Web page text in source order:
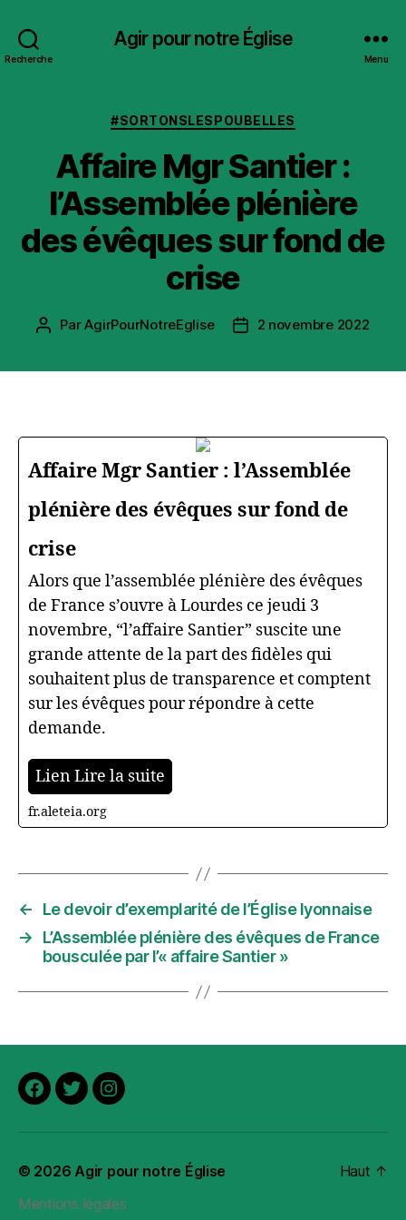
Recherche
Agir pour notre Église
Menu
Catégories
#SORTONSLESPOUBELLES
Affaire Mgr Santier :
l’Assemblée plénière
des évêques sur fond de
crise
Auteur
ParAgirPourNotreEglise
Date2 novembre 2022
Affaire Mgr Santier : l’Assemblée
plénière des évêques sur fond de
crise
Alors que l’assemblée plénière des évêques
de France s’ouvre à Lourdes ce jeudi 3
novembre, “l’affaire Santier” suscite une
grande attente de la part des fidèles qui
souhaitent plus de transparence et comptent
sur les évêques pour répondre à cette
demande.
Lien Lire la suite
fr.aleteia.org
←
Le devoir d’exemplarité de l’Église lyonnaise
→
L’Assemblée plénière des évêques de France
bousculée par l’« affaire Santier »
Facebook
TwitterInstagram
© 2026 Agir pour notre Église
Mentions légales
Haut ↑